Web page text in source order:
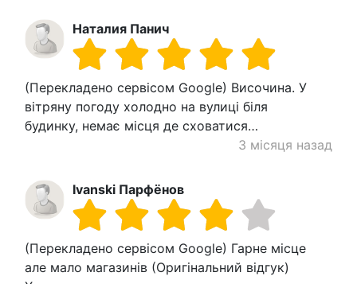
Наталия Панич
(Перекладено сервісом Google) Височина. У
вітряну погоду холодно на вулиці біля
будинку, немає місця де сховатися…
3 місяця назад
Ivanski Парфёнов
(Перекладено сервісом Google) Гарне місце
але мало магазинів (Оригінальний відгук)